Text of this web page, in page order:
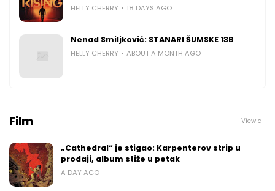
HELLY CHERRY 18 DAYS AGO
Nenad Smiljković: STANARI ŠUMSKE 13B
HELLY CHERRY ABOUT A MONTH AGO
Film View all
„Cathedral“ je stigao: Karpenterov strip u
prodaji, album stiže u petak
A DAY AGO